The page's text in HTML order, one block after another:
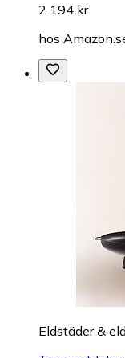
2 194 kr
hos
Eldstäder &